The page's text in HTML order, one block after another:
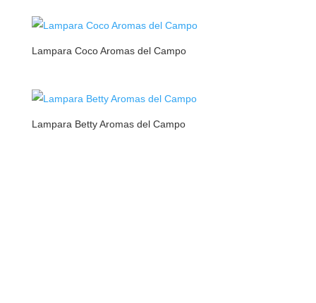
Lampara Coco Aromas del Campo
Lampara Betty Aromas del Campo